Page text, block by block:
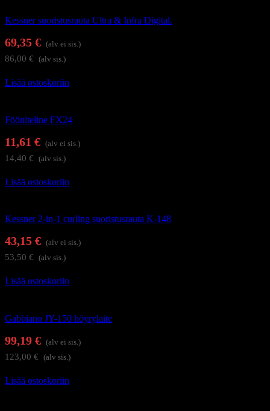
Kessner suoristusrauta Ultra & Infra Digital.
69,35 € (alv ei sis.)
86,00 € (alv sis.)
Lisää ostoskoriin
Fööniteline FX24
11,61 € (alv ei sis.)
14,40 € (alv sis.)
Lisää ostoskoriin
Kessner 2-in-1 curling suoristusrauta K-148
43,15 € (alv ei sis.)
53,50 € (alv sis.)
Lisää ostoskoriin
Gabbiano JY-150 höyrylaite
99,19 € (alv ei sis.)
123,00 € (alv sis.)
Lisää ostoskoriin